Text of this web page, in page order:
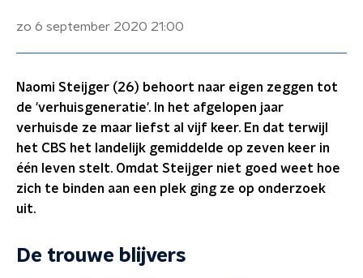
zo 6 september 2020 21:00
Naomi Steijger (26) behoort naar eigen zeggen tot
de 'verhuisgeneratie'. In het afgelopen jaar
verhuisde ze maar liefst al vijf keer. En dat terwijl
het CBS het landelijk gemiddelde op zeven keer in
één leven stelt. Omdat Steijger niet goed weet hoe
zich te binden aan een plek ging ze op onderzoek
uit.
De trouwe blijvers